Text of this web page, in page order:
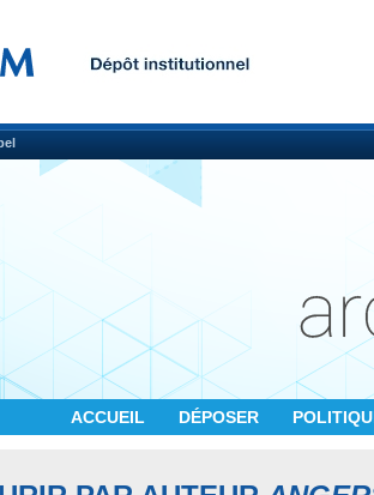
ACCUEIL DÉPOSER